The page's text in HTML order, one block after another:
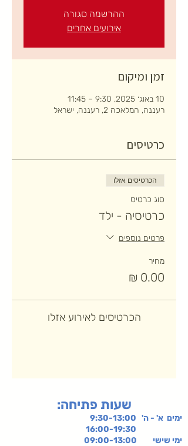
ההרשמה סגורה
אירועים אחרים
זמן ומיקום
10 באוג׳ 2025, 9:30 – 11:45
רעננה, המלאכה 2, רעננה, ישראל
כרטיסים
הכרטיסים אזלו
סוג כרטיס
כרטיסיה - ילד
פרטים נוספים
מחיר
הכרטיסים לאירוע אזלו
:שעות פתיחה
ימים א' - ה' 9:30-13:00
ימי שישי 09:00-13:00